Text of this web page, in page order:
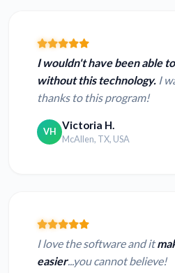
I wouldn't have been able
without this technology. I
thanks to this program!
VH Victoria H.
McAllen, TX, USA
I love the software and it
easier...you cannot believe!